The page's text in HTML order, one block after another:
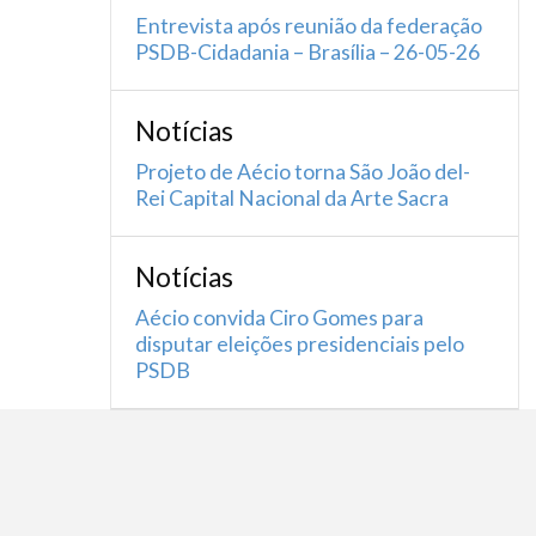
Entrevista após reunião da federação
PSDB-Cidadania – Brasília – 26-05-26
Notícias
Projeto de Aécio torna São João del-
Rei Capital Nacional da Arte Sacra
Notícias
Aécio convida Ciro Gomes para
disputar eleições presidenciais pelo
PSDB